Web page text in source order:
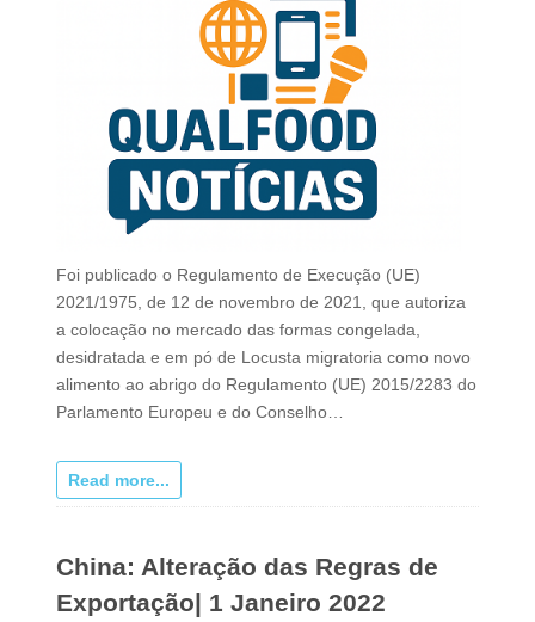
Foi publicado o Regulamento de Execução (UE)
2021/1975, de 12 de novembro de 2021, que autoriza
a colocação no mercado das formas congelada,
desidratada e em pó de Locusta migratoria como novo
alimento ao abrigo do Regulamento (UE) 2015/2283 do
Parlamento Europeu e do Conselho…
Read more...
China: Alteração das Regras de
Exportação| 1 Janeiro 2022